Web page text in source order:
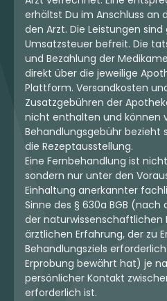
erhältst Du im Anschluss an
den Arzt. Die Leistungen
Umsatzsteuer befreit. Die
und Bezahlung der
direkt über die jeweilige
Plattform. Versandkosten
Zusatzgebühren der
nicht enthalten und können
Behandlungsgebühr bezieht
die Rezeptausstellung.
Eine Fernbehandlung ist
sondern nur unter den
Einhaltung anerkannter
Sinne des § 630a BGB
der naturwissenschaftlichen
ärztlichen Erfahrung, der zu
Behandlungsziels
Erprobung bewährt hat) je
persönlicher Kontakt
erforderlich ist.